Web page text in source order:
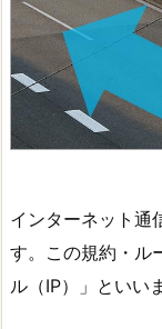
インターネット通
す。この規約・ル
ル（IP）」といい